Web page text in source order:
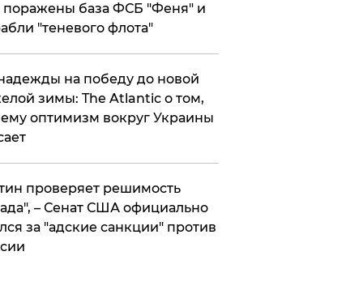
база ФСБ "Феня" и
"теневого флота"
на победу до новой
зимы: The Atlantic о том,
оптимизм вокруг Украины
проверяет решимость
– Сенат США официально
за "адские санкции" против